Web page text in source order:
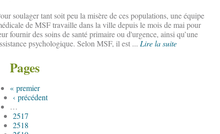
soulager tant soit peu la misère de ces populations, une équipe
de MSF travaille dans la ville depuis le mois de mai pour
fournir des soins de santé primaire ou d'urgence, ainsi qu’une
psychologique. Selon MSF, il est ... Lire la suite
Pages
« premier
‹ précédent
…
2517
2518